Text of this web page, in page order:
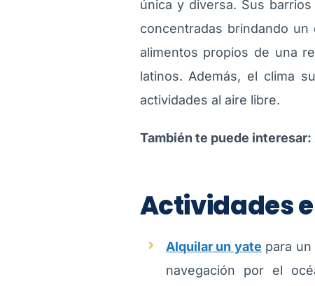
única y diversa. Sus
concentradas brindando
alimentos propios de una
latinos. Además, el clima
actividades al aire libre.
También te puede interesar:
Actividades
Alquilar un yate para
navegación por el